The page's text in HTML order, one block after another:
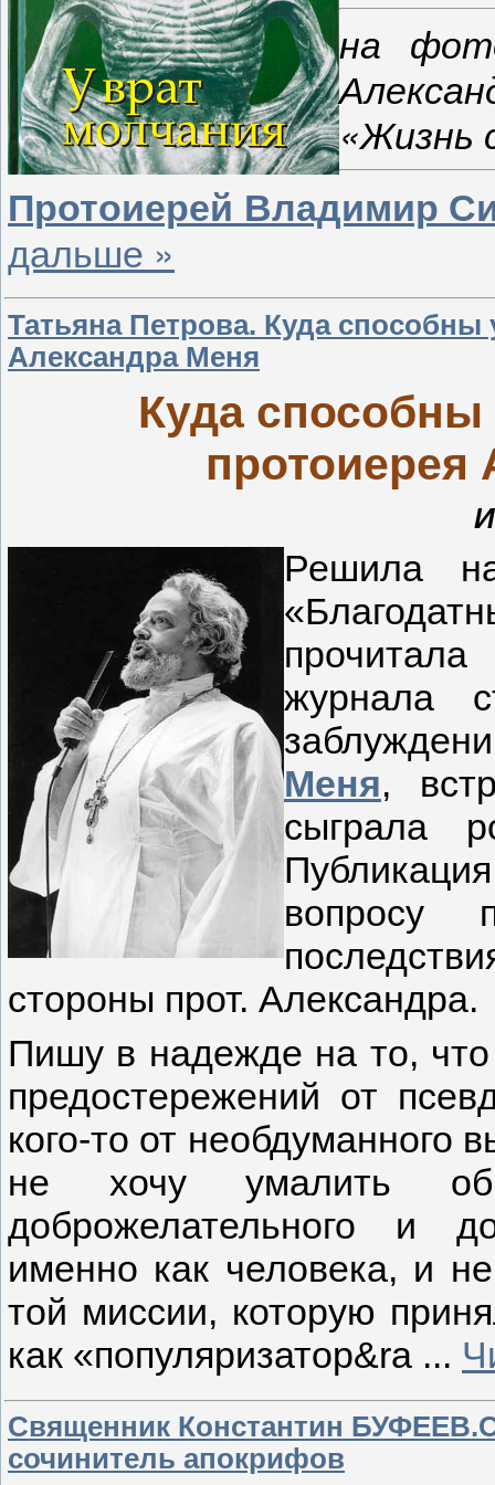
на
«Жизнь
Протоиерей Владимир
дальше »
Татьяна Петрова. Куда способны
Александра Меня
Куда способны
протоиерея
Решила
журнала
Меня,
сыграла
вопросу
стороны прот. Александра.
Пишу в надежде на то,
предостережений от
кого-то от необдуманного
не хочу умалить
доброжелательного и
именно как человека, и
той миссии, которую
как «популяризатор&ra ...
Священник Константин
сочинитель апокрифов